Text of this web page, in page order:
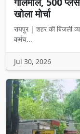
खोला मोर्चा
रायपुर | शहर की बिजली
कर्मच...
Jul 30, 2026